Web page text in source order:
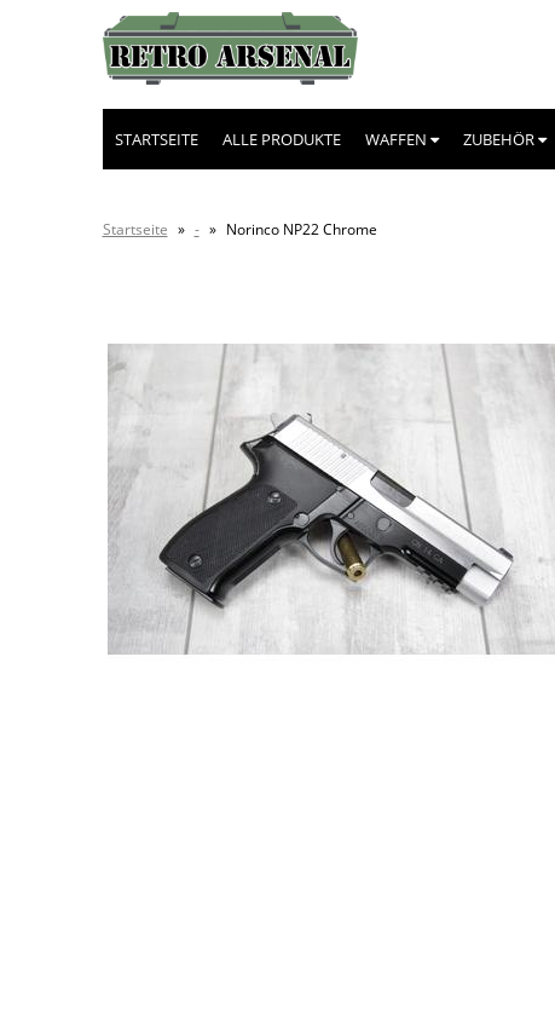
STARTSEITE ALLE PRODUKTE WAFFEN ZUBEHÖR
Startseite » - » Norinco NP22 Chrome